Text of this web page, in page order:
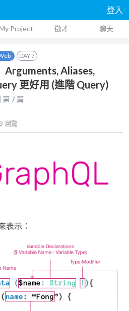
登入
Project 徵才 聊天
DAY7
Arguments, Aliases,
更好用 (進階 Query)
第 7 篇
瀏覽
表示：